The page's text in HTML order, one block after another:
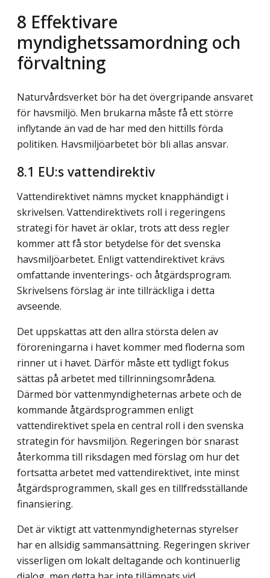
8 Effektivare
myndighetssamordning och
förvaltning
Naturvårdsverket bör ha det övergripande ansvaret
för havsmiljö. Men brukarna måste få ett större
inflytande än vad de har med den hittills förda
politiken. Havsmiljöarbetet bör bli allas ansvar.
8.1 EU:s vattendirektiv
Vattendirektivet nämns mycket knapphändigt i
skrivelsen. Vattendirektivets roll i regeringens
strategi för havet är oklar, trots att dess regler
kommer att få stor betydelse för det svenska
havsmiljöarbetet. Enligt vattendirektivet krävs
omfattande inventerings- och åtgärdsprogram.
Skrivelsens förslag är inte tillräckliga i detta
avseende.
Det uppskattas att den allra största delen av
föroreningarna i havet kommer med floderna som
rinner ut i havet. Därför måste ett tydligt fokus
sättas på arbetet med tillrinningsområdena.
Därmed bör vattenmyndigheternas arbete och de
kommande åtgärdsprogrammen enligt
vattendirektivet spela en central roll i den svenska
strategin för havsmiljön. Regeringen bör snarast
återkomma till riksdagen med förslag om hur det
fortsatta arbetet med vattendirektivet, inte minst
åtgärdsprogrammen, skall ges en tillfredsställande
finansiering.
Det är viktigt att vattenmyndigheternas styrelser
har en allsidig sammansättning. Regeringen skriver
visserligen om lokalt deltagande och kontinuerlig